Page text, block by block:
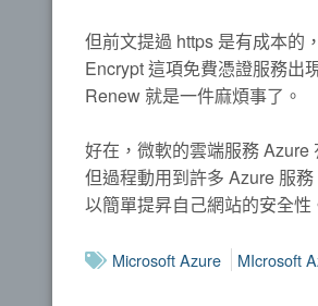
但前文提過 https 是有成本的
Encrypt 這項免費憑證服務出
Renew 就是一件麻煩事了。
好在，微軟的雲端服務 Azure
但過程動用到許多 Azure 服
以簡單提昇自己網站的安全性
Microsoft Azure MIcrosoft